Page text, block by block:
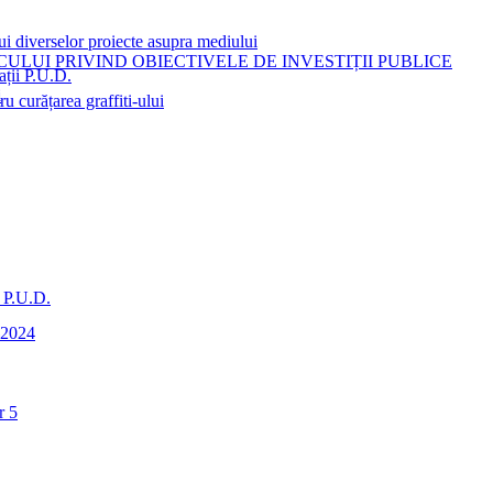
P.U.D.
5
diverselor proiecte asupra mediului
PRIVIND OBIECTIVELE DE INVESTIȚII PUBLICE
curățarea graffiti-ului